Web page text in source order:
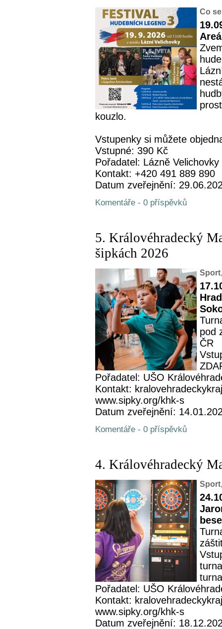
Co
kouzlo.
Vstupenky si můžete
Vstupné: 390 Kč
Pořadatel: Lázně Velichovky
Kontakt: +420 491 889 890
Datum zveřejnění:
Komentáře - 0 příspěvků
5. Královéhradecký
šipkách 2026
Sport
pod
ČR
Pořadatel: UŠO
Kontakt:
www.sipky.org/khk-s
Datum zveřejnění:
Komentáře - 0 příspěvků
4. Královéhradecký
Sport
Pořadatel: UŠO
Kontakt:
www.sipky.org/khk-s
Datum zveřejnění: